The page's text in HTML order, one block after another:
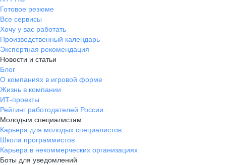
Готовое резюме
Все сервисы
Хочу у вас работать
Производственный календарь
Экспертная рекомендация
Новости и статьи
Блог
О компаниях в игровой форме
Жизнь в компании
ИТ-проекты
Рейтинг работодателей России
Молодым специалистам
Карьера для молодых специалистов
Школа программистов
Карьера в некоммерческих организациях
Боты для уведомлений